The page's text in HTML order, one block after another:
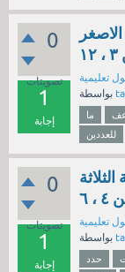
0
تصويتات
1
إجابة
تعليمية
ما
للعددين
0
تصويتات
1
إجابة
٦
تعليمية
حدد